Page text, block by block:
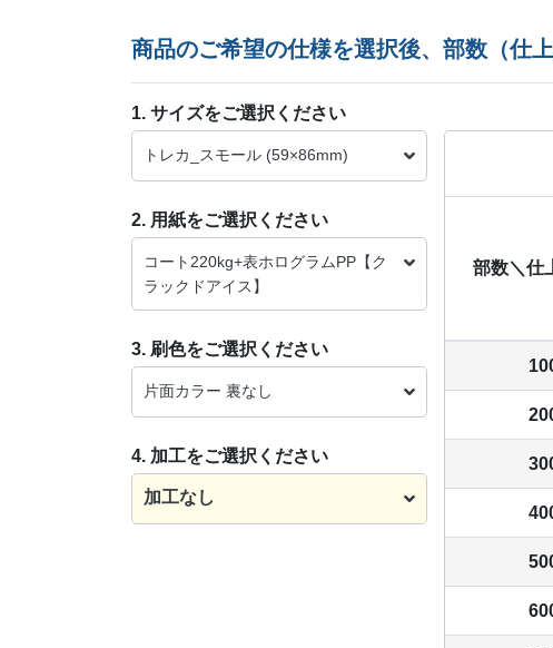
商品のご希望の仕様を選択後、部数（仕
1. サイズをご選択ください
トレカ_スモール (59×86mm)
2. 用紙をご選択ください
コート220kg+表ホログラムPP【ク
ラックドアイス】
3. 刷色をご選択ください
片面カラー 裏なし
4. 加工をご選択ください
加工なし
部数＼仕